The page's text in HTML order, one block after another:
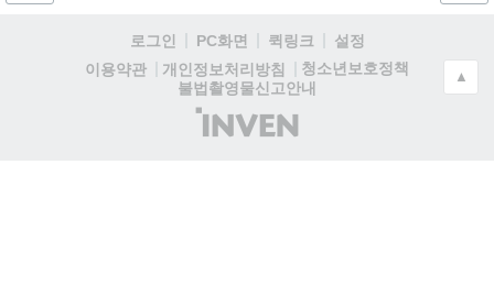
로그인 PC화면 퀵링크
설정
이용약관
개인정보처리방침
청소년보호정책
불법촬영물신고안내
(주)
인
▲